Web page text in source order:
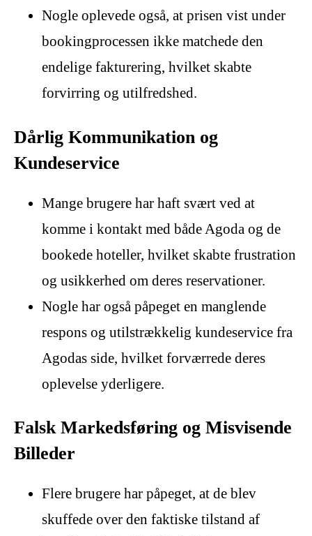
Nogle oplevede også, at prisen vist under
bookingprocessen ikke matchede den
endelige fakturering, hvilket skabte
forvirring og utilfredshed.
Dårlig Kommunikation og
Kundeservice
Mange brugere har haft svært ved at
komme i kontakt med både Agoda og de
bookede hoteller, hvilket skabte frustration
og usikkerhed om deres reservationer.
Nogle har også påpeget en manglende
respons og utilstrækkelig kundeservice fra
Agodas side, hvilket forværrede deres
oplevelse yderligere.
Falsk Markedsføring og Misvisende
Billeder
Flere brugere har påpeget, at de blev
skuffede over den faktiske tilstand af